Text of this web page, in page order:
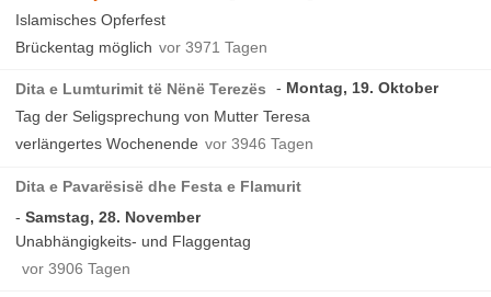
Islamisches Opferfest
Brückentag möglich vor 3971 Tagen
Dita e Lumturimit të Nënë Terezës
Montag, 19. Oktober
Tag der Seligsprechung von Mutter Teresa
verlängertes Wochenende vor 3946 Tagen
Dita e Pavarësisë dhe Festa e Flamurit
Samstag, 28. November
Unabhängigkeits- und Flaggentag
vor 3906 Tagen